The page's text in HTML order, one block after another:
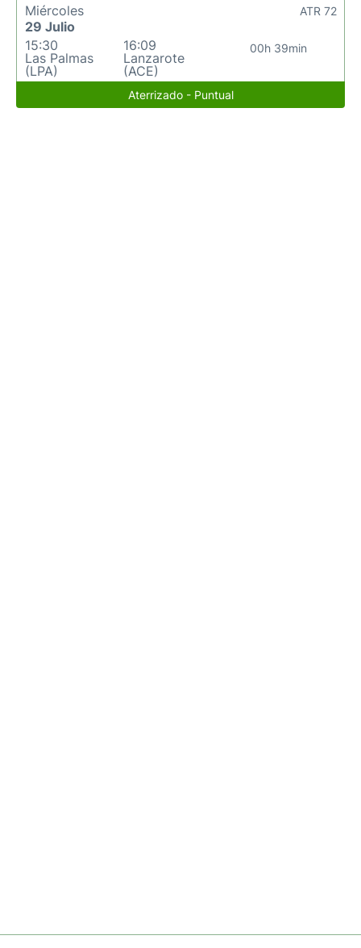
Miércoles
29 Julio
15:30
Las Palmas
(LPA)
16:09
Lanzarote
(ACE)
00h 39min
ATR 72
Aterrizado - Puntual